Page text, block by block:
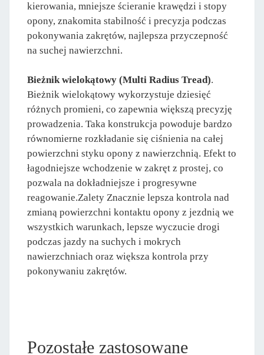
kierowania, mniejsze ścieranie krawędzi i stopy
opony, znakomita stabilność i precyzja podczas
pokonywania zakrętów, najlepsza przyczepność
na suchej nawierzchni.
Bieżnik wielokątowy (Multi Radius Tread).
Bieżnik wielokątowy wykorzystuje dziesięć
różnych promieni, co zapewnia większą precyzję
prowadzenia. Taka konstrukcja powoduje bardzo
równomierne rozkładanie się ciśnienia na całej
powierzchni styku opony z nawierzchnią. Efekt to
łagodniejsze wchodzenie w zakręt z prostej, co
pozwala na dokładniejsze i progresywne
reagowanie.Zalety Znacznie lepsza kontrola nad
zmianą powierzchni kontaktu opony z jezdnią we
wszystkich warunkach, lepsze wyczucie drogi
podczas jazdy na suchych i mokrych
nawierzchniach oraz większa kontrola przy
pokonywaniu zakrętów.
Pozostałe zastosowane